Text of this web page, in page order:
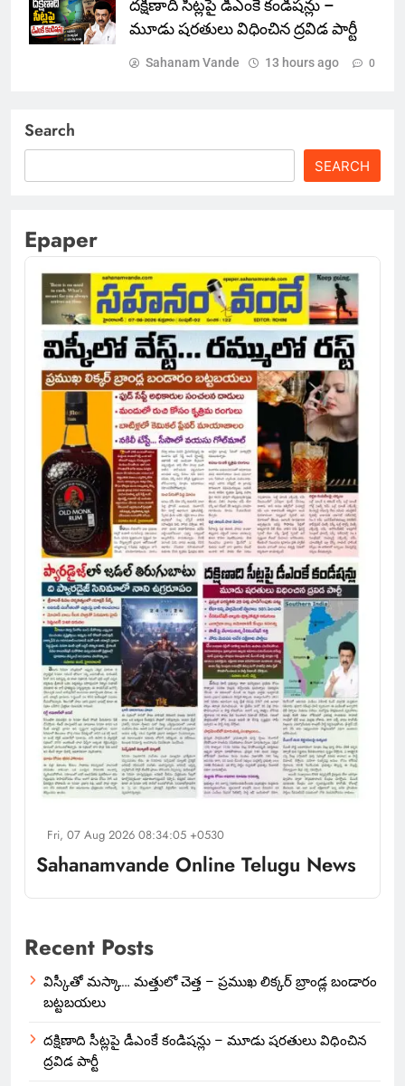
దక్షిణాది సీట్లపై డీఎంకే కండిషన్లు –
మూడు షరతులు విధించిన ద్రవిడ పార్టీ
Sahanam Vande 13 hours ago 0
Search
SEARCH
Epaper
Fri, 07 Aug 2026 08:34:05 +0530
Sahanamvande Online Telugu News
Recent Posts
విస్కీతో మస్కా… మత్తులో చెత్త – ప్రముఖ లిక్కర్ బ్రాండ్ల బండారం
బట్టబయలు
దక్షిణాది సీట్లపై డీఎంకే కండిషన్లు – మూడు షరతులు విధించిన
ద్రవిడ పార్టీ